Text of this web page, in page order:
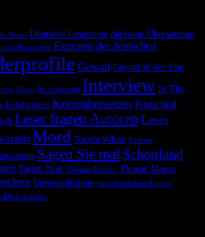
Bauer Deutsche Leseprobe deutsche Übersetzung
Ruskovich Experten der deutschen
Gewalt Gewalt in der Ehe
Idaho Im Seziersaal Interview In The
Kindsmord Krimiübersetzer Kurz und
Leser fragen Autoren Leser
Mord Nicola White Podcast
Sagen Sie mal Schottland
Tartan Noir Thomas Mullen Thorne Moore
Vergewaltigung verschwundene Kinder
machen